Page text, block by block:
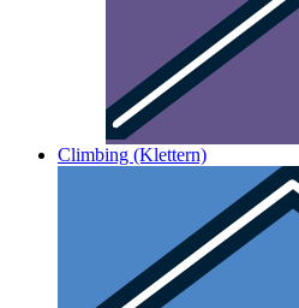
Climbing (Klettern)